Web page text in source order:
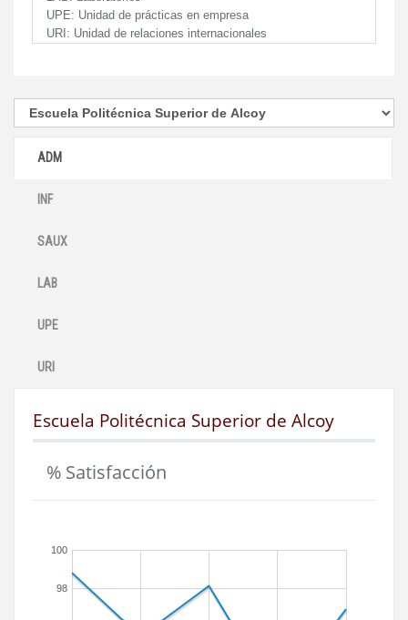
UPE: Unidad de prácticas en empresa
URI: Unidad de relaciones internacionales
ADM
INF
SAUX
LAB
UPE
URI
Escuela Politécnica Superior de Alcoy
% Satisfacción
98
100